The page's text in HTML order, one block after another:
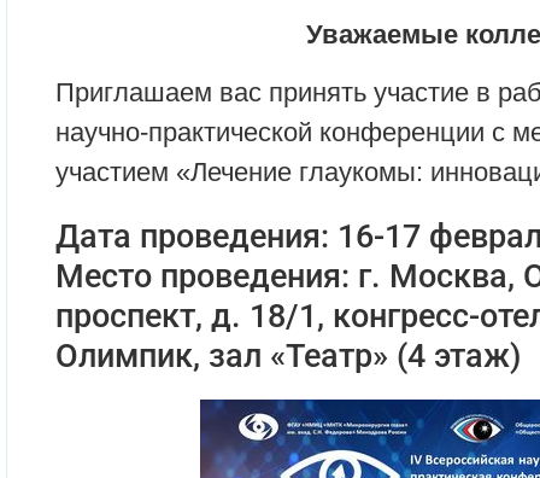
Уважаемые
Приглашаем вас принять участие в
научно-практической конференции с
участием «Лечение глаукомы:
Дата проведения: 16-17
Место проведения: г. Москва,
проспект, д. 18/1, конгресс-
Олимпик, зал «Театр» (4 этаж)